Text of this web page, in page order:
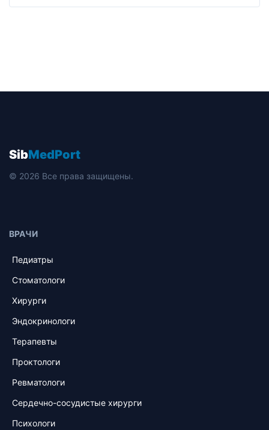
SibMedPort
© 2026 Все права защищены.
ВРАЧИ
Педиатры
Стоматологи
Хирурги
Эндокринологи
Терапевты
Проктологи
Ревматологи
Сердечно-сосудистые хирурги
Психологи